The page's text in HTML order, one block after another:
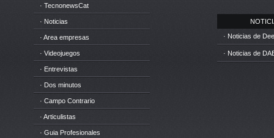
· TecnonewsCat
· Noticias
· Area empresas
· Videojuegos
· Entrevistas
· Dos minutos
· Campo Contrario
· Articulistas
· Guia Profesionales
· Noticias de
· Noticias de